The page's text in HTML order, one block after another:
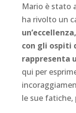
Mario è stato
ha rivolto un
con gli ospiti
rappresenta
qui per
le sue